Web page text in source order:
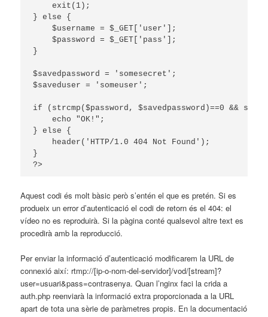
    exit(1);
} else {
    $username = $_GET['user'];
    $password = $_GET['pass'];
}
$savedpassword = 'somesecret';
$saveduser = 'someuser';
if (strcmp($password, $savedpassword)==0 &&
    echo "OK!";
} else {
    header('HTTP/1.0 404 Not Found');
}
Aquest codi és molt bàsic però s’entén el que es pretén. Si es
produeix un error d’autenticació el codi de retorn és el 404: el
vídeo no es reproduirà. Si la pàgina conté qualsevol altre text es
procedirà amb la reproducció.
Per enviar la informació d’autenticació modificarem la URL de
connexió així: rtmp://[ip-o-nom-del-servidor]/vod/[stream]?
user=usuari&pass=contrasenya. Quan l’nginx faci la crida a
auth.php reenviarà la informació extra proporcionada a la URL
apart de tota una sèrie de paràmetres propis. En la documentació